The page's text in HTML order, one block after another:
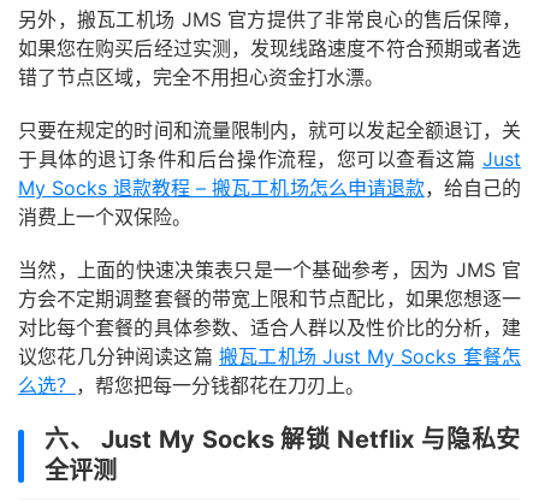
另外，搬瓦工机场 JMS 官方提供了非常良心的售后保障，
如果您在购买后经过实测，发现线路速度不符合预期或者选
错了节点区域，完全不用担心资金打水漂。
只要在规定的时间和流量限制内，就可以发起全额退订，关
于具体的退订条件和后台操作流程，您可以查看这篇 Just
My Socks 退款教程 – 搬瓦工机场怎么申请退款，给自己的
消费上一个双保险。
当然，上面的快速决策表只是一个基础参考，因为 JMS 官
方会不定期调整套餐的带宽上限和节点配比，如果您想逐一
对比每个套餐的具体参数、适合人群以及性价比的分析，建
议您花几分钟阅读这篇 搬瓦工机场 Just My Socks 套餐怎
么选？ ，帮您把每一分钱都花在刀刃上。
六、 Just My Socks 解锁 Netflix 与隐私安
全评测